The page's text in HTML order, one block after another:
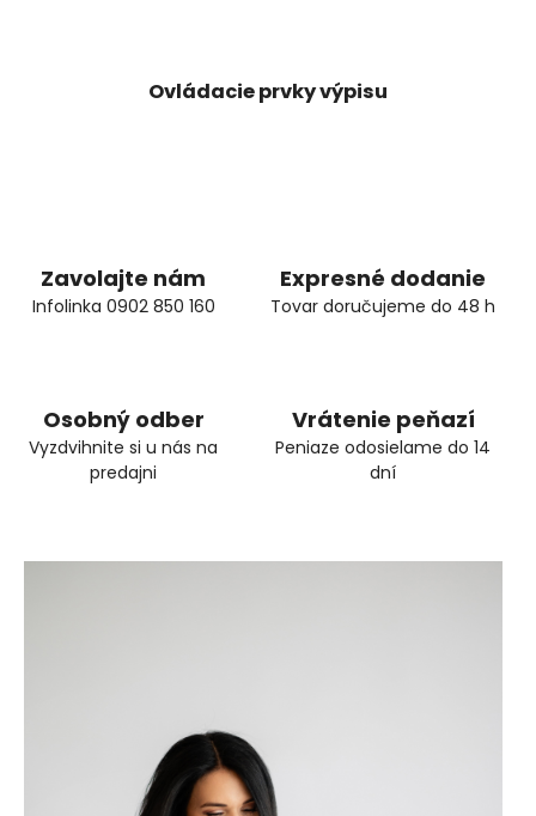
Ovládacie prvky výpisu
Zavolajte nám
Infolinka 0902 850 160
Expresné dodanie
Tovar doručujeme do 48 h
Osobný odber
Vyzdvihnite si u nás na
predajni
Vrátenie peňazí
Peniaze odosielame do 14
dní